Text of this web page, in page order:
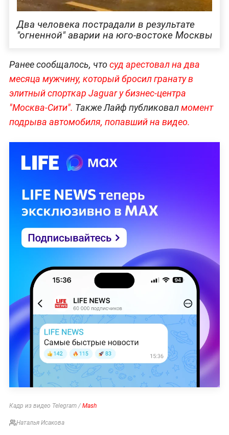
Два человека пострадали в результате
"огненной" аварии на юго-востоке Москвы
Ранее сообщалось, чтосуд арестовал на два
месяца мужчину, который бросил гранату в
элитный спорткар Jaguar у бизнес-центра
"Москва-Сити". Также Лайф публиковалмомент
подрыва автомобиля, попавший на видео.
Кадр из видео Telegram / Mash
Наталья Исакова